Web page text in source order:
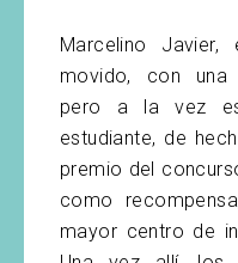
Marcelino
movido, con una
pero a la vez
estudiante, de
premio del
como
mayor centro de